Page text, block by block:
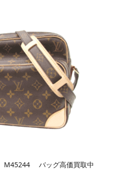
バッグ高価買取中